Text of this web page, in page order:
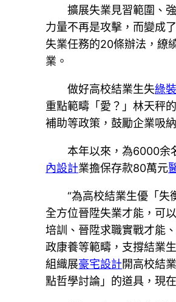
擴展失業見習範圍、
力量不再是攻擊，而變成
失業任務的20條辦法，繚
業。
做好高校結業生失綠
重點範疇「愛？」林天秤
補助等政策，鼓勵企業吸
本年以來，為6000余
內設計業擔保存款80萬元
“為高校結業生優「失
全方位晉陞失業才能，可
培訓、晉陞求職實戰才能
政康養等範疇，支撐結業
組織展豪宅設計開高校結
點哲學討論」的道具，現